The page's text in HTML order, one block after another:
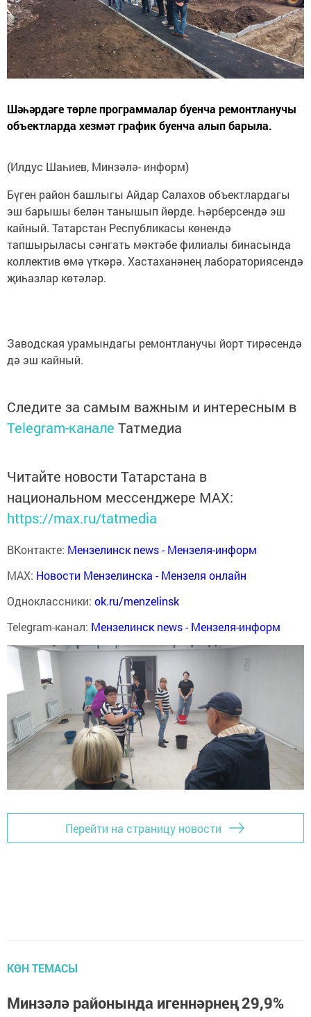
Шәһәрдәге төрле программалар буенча ремонтланучы
объектларда хезмәт график буенча алып барыла.
(Илдус Шаһиев, Минзәлә- информ)
Бүген район башлыгы Айдар Салахов объектлардагы
эш барышы белән танышып йөрде. Һәрберсендә эш
кайный. Татарстан Республикасы көнендә
тапшырыласы сәнгать мәктәбе филиалы бинасында
коллектив өмә үткәрә. Хастаханәнең лабораториясендә
җиһазлар көтәләр.
Заводская урамындагы ремонтланучы йорт тирәсендә
дә эш кайный.
Следите за самым важным и интересным в
Telegram-канале Татмедиа
Читайте новости Татарстана в
национальном мессенджере MАХ:
https://max.ru/tatmedia
ВКонтакте: Мензелинск news - Мензеля-информ
MAX: Новости Мензелинска - Мензеля онлайн
Одноклассники: ok.ru/menzelinsk
Telegram-канал: Мензелинск news - Мензеля-информ
Перейти на страницу новости
КӨН ТЕМАСЫ
Минзәлә районында игеннәрнең 29,9%